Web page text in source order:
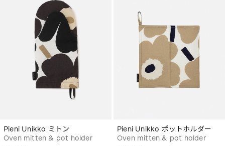
Pieni Unikko ミトン
Oven mitten & pot holder
Pieni Unikko ポットホルダー
Oven mitten & pot holder